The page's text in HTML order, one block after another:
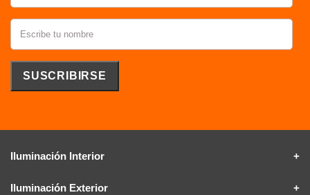
Iluminación Interior
Iluminación Exterior